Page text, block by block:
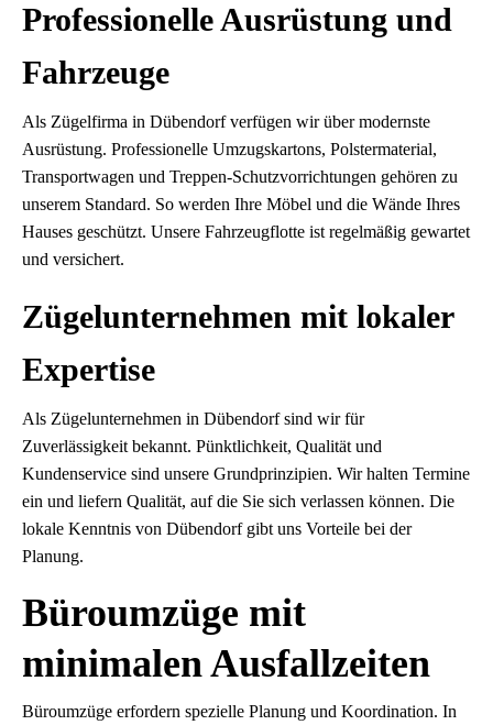
Professionelle Ausrüstung und
Fahrzeuge
Als Zügelfirma in Dübendorf verfügen wir über modernste
Ausrüstung. Professionelle Umzugskartons, Polstermaterial,
Transportwagen und Treppen-Schutzvorrichtungen gehören zu
unserem Standard. So werden Ihre Möbel und die Wände Ihres
Hauses geschützt. Unsere Fahrzeugflotte ist regelmäßig gewartet
und versichert.
Zügelunternehmen mit lokaler
Expertise
Als Zügelunternehmen in Dübendorf sind wir für
Zuverlässigkeit bekannt. Pünktlichkeit, Qualität und
Kundenservice sind unsere Grundprinzipien. Wir halten Termine
ein und liefern Qualität, auf die Sie sich verlassen können. Die
lokale Kenntnis von Dübendorf gibt uns Vorteile bei der
Planung.
Büroumzüge mit
minimalen Ausfallzeiten
Büroumzüge erfordern spezielle Planung und Koordination. In